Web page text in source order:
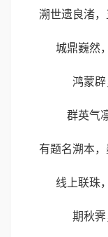
溯世遗良渚
城鼎巍然
鸿蒙辟
群英气
有题名溯本，
线上联珠
期秋霁